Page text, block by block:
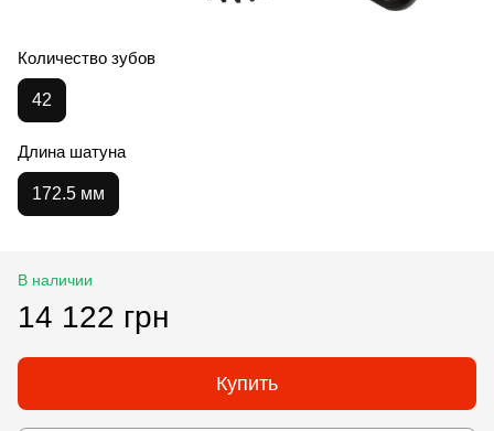
Количество зубов
42
Длина шатуна
172.5 мм
В наличии
14 122 грн
Купить